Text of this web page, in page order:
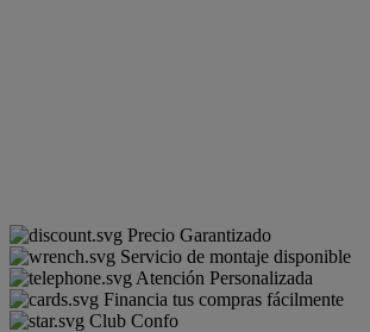
Precio Garantizado
Servicio de montaje disponible
Atención Personalizada
Financia tus compras fácilmente
Club Confo